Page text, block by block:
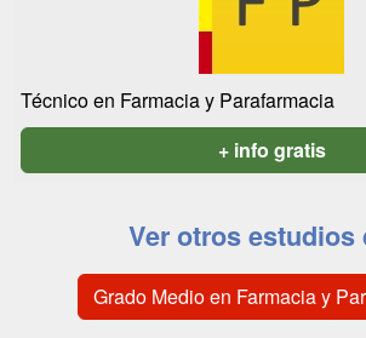
Técnico en Farmacia y Parafarmacia
+ info gratis
Ver otros estudios
Grado Medio en Farmacia y